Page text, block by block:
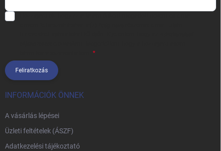
Feliratkozás
INFORMÁCIÓK ÖNNEK
A vásárlás lépései
Üzleti feltételek (ÁSZF)
Adatkezelési tájékoztató